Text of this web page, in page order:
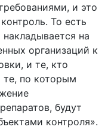
и это
То есть
на
организаций к
и те, кто
те, по которым
будут
контроля».